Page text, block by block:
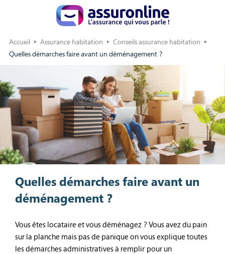
Accueil Assurance habitation
Conseils assurance habitation
Quelles démarches faire avant un déménagement ?
Quelles démarches faire avant un
déménagement ?
Vous êtes locataire et vous déménagez ? Vous avez du pain
sur la planche mais pas de panique on vous explique toutes
les démarches administratives à remplir pour un